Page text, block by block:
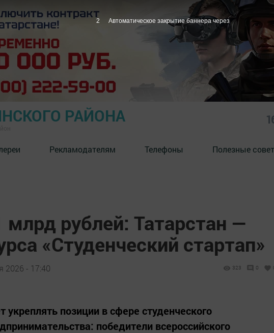
РАЙОНА
Рекламодателям Телефоны Полезные
млрд рублей: Татарстан —
«Студенческий стартап»
2026 - 17:40 323 0
укреплять позиции в сфере студенческого
победители всероссийского